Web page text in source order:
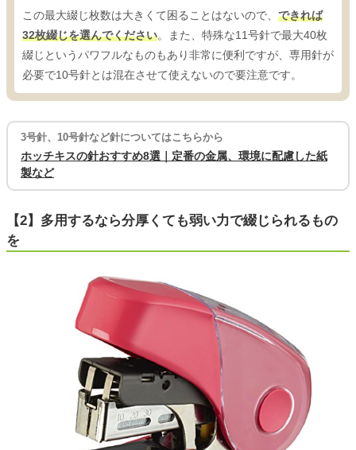
この最大綴じ枚数は大きくて困ることはないので、 できれば
32枚綴じを選んでください。また、特殊な11号針で最大40枚
綴じというパワフルなものもあり非常に便利ですが、専用針が
必要で10号針とは混在させて使えないので要注意です。
3号針、10号針など針についてはこちらから
ホッチキスの針おすすめ8選｜定番の金属、環境に配慮した紙
製など
【2】多用するなら分厚くても弱い力で綴じられるもの
を